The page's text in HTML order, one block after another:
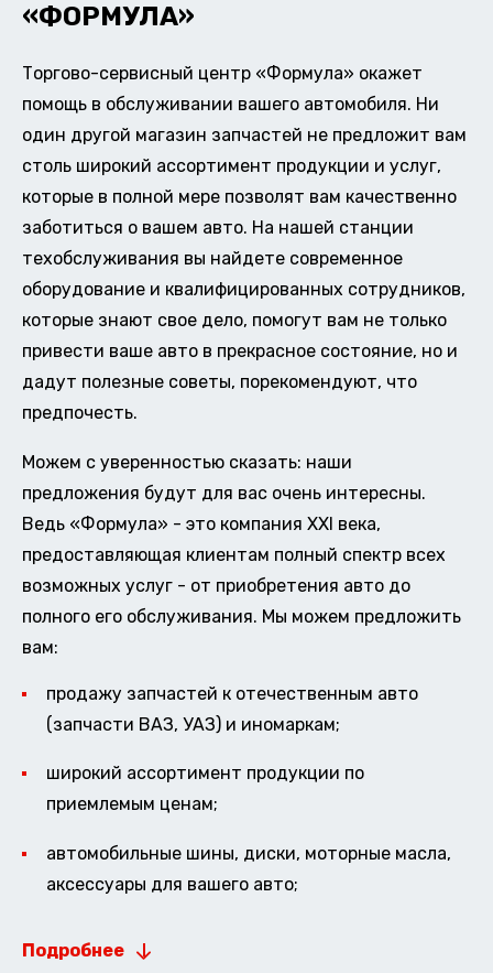
«ФОРМУЛА»
Торгово-сервисный центр «Формула» окажет
помощь в обслуживании вашего автомобиля. Ни
один другой магазин запчастей не предложит вам
столь широкий ассортимент продукции и услуг,
которые в полной мере позволят вам качественно
заботиться о вашем авто. На нашей станции
техобслуживания вы найдете современное
оборудование и квалифицированных сотрудников,
которые знают свое дело, помогут вам не только
привести ваше авто в прекрасное состояние, но и
дадут полезные советы, порекомендуют, что
предпочесть.
Можем с уверенностью сказать: наши
предложения будут для вас очень интересны.
Ведь «Формула» - это компания XXI века,
предоставляющая клиентам полный спектр всех
возможных услуг - от приобретения авто до
полного его обслуживания. Мы можем предложить
вам:
продажу запчастей к отечественным авто
(запчасти ВАЗ, УАЗ) и иномаркам;
широкий ассортимент продукции по
приемлемым ценам;
автомобильные шины, диски, моторные масла,
аксессуары для вашего авто;
Подробнее